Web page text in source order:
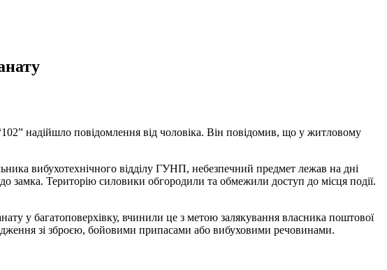
надійшло повідомлення від чоловіка. Він повідомив, що у житловому
вибухотехнічного відділу ГУНП, небезпечний предмет лежав на дні
замка. Територію силовики обгородили та обмежили доступ до місця події.
у багатоповерхівку, вчинили це з метою залякування власника поштової
зі зброєю, бойовими припасами або вибуховими речовинами.